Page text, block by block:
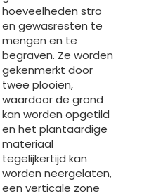
MyJOSKIN
Suomi
Magyar
Български
Eesti keel
hoeveelheden stro
en gewasresten te
mengen en te
begraven. Ze worden
gekenmerkt door
twee plooien,
waardoor de grond
kan worden opgetild
en het plantaardige
materiaal
tegelijkertijd kan
worden neergelaten,
een verticale zone